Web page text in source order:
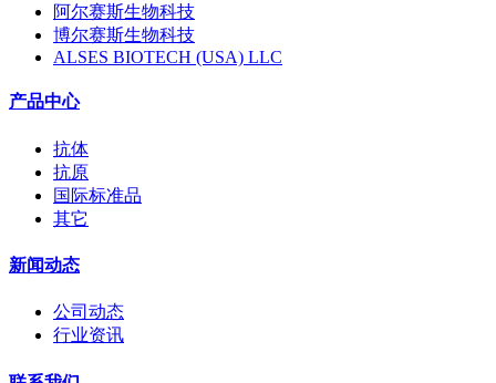
阿尔赛斯生物科技
博尔赛斯生物科技
ALSES BIOTECH (USA) LLC
产品中心
抗体
抗原
国际标准品
其它
新闻动态
公司动态
行业资讯